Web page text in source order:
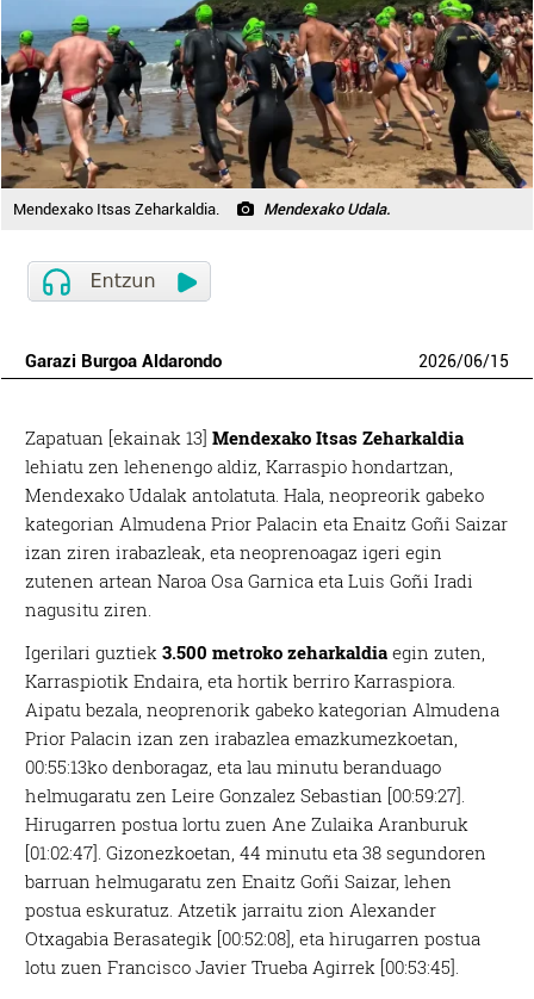
Mendexako Itsas Zeharkaldia. Mendexako Udala.
Garazi Burgoa Aldarondo 2026/06/15
Zapatuan [ekainak 13] Mendexako Itsas Zeharkaldia
lehiatu zen lehenengo aldiz, Karraspio hondartzan,
Mendexako Udalak antolatuta. Hala, neopreorik gabeko
kategorian Almudena Prior Palacin eta Enaitz Goñi Saizar
izan ziren irabazleak, eta neoprenoagaz igeri egin
zutenen artean Naroa Osa Garnica eta Luis Goñi Iradi
nagusitu ziren.
Igerilari guztiek 3.500 metroko zeharkaldia egin zuten,
Karraspiotik Endaira, eta hortik berriro Karraspiora.
Aipatu bezala, neoprenorik gabeko kategorian Almudena
Prior Palacin izan zen irabazlea emazkumezkoetan,
00:55:13ko denboragaz, eta lau minutu beranduago
helmugaratu zen Leire Gonzalez Sebastian [00:59:27].
Hirugarren postua lortu zuen Ane Zulaika Aranburuk
[01:02:47]. Gizonezkoetan, 44 minutu eta 38 segundoren
barruan helmugaratu zen Enaitz Goñi Saizar, lehen
postua eskuratuz. Atzetik jarraitu zion Alexander
Otxagabia Berasategik [00:52:08], eta hirugarren postua
lotu zuen Francisco Javier Trueba Agirrek [00:53:45].